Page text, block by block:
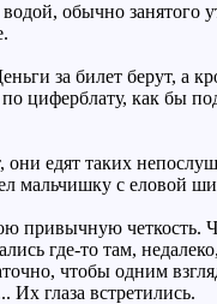
обычно
за билет берут, а
циферблату, как бы
едят таких
мальчишку с еловой
четкость.
где-то там,
чтобы одним
глаза встретились.